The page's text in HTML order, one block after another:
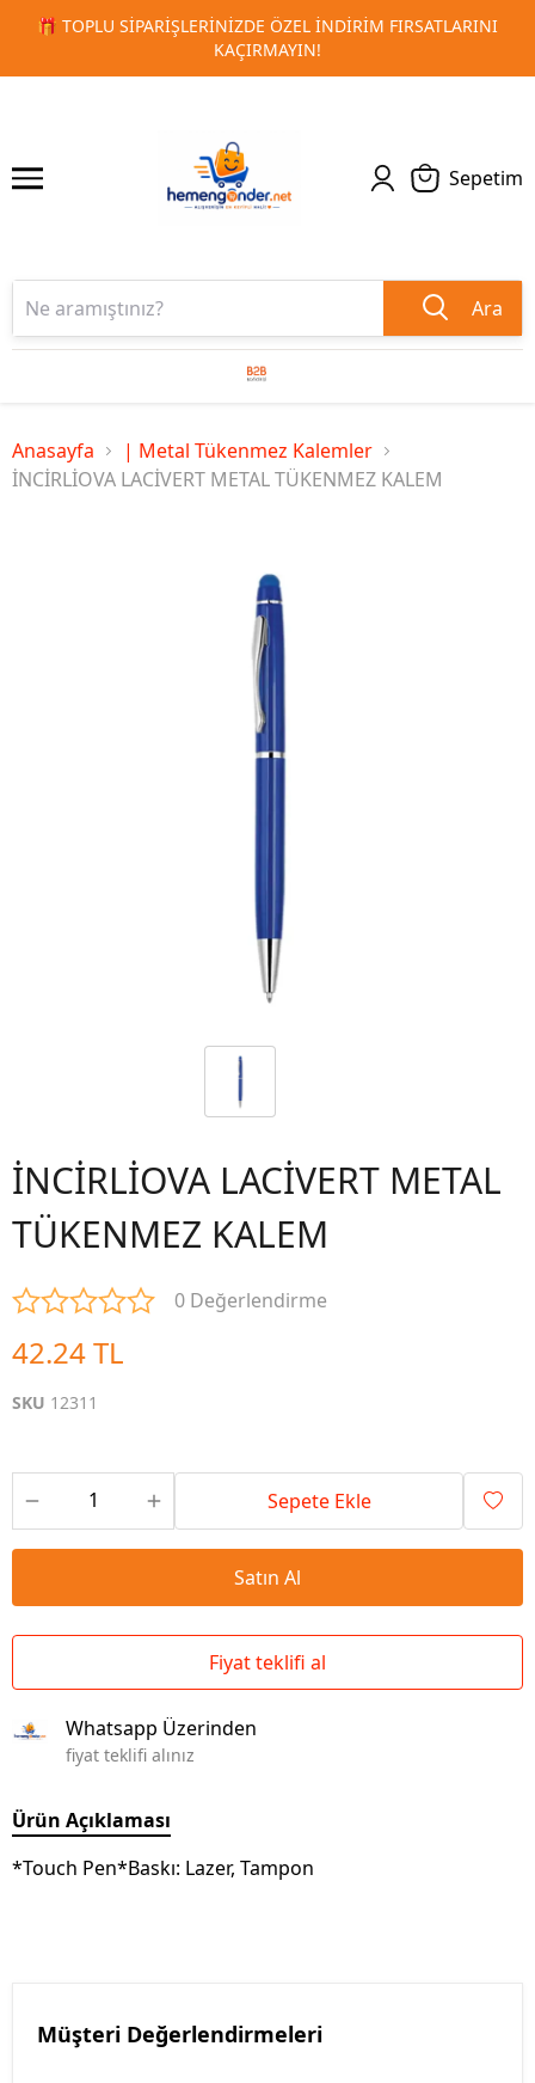
FIRSATLARINI
🚀 KURUMSAL PROMOSYON VE MATBAA
1 2
Sepetim
Ara
Anasayfa
| Metal Tükenmez Kalemler
İNCİRLİOVA LACİVERT METAL TÜKENMEZ KALEM
İNCİRLİOVA LACİVERT METAL
TÜKENMEZ KALEM
0 Değerlendirme
42.24 TL
SKU 12311
Sepete Ekle
Satın Al
Fiyat teklifi al
Whatsapp Üzerinden
fiyat teklifi alınız
Ürün Açıklaması
*Touch Pen*Baskı: Lazer, Tampon
Müşteri Değerlendirmeleri